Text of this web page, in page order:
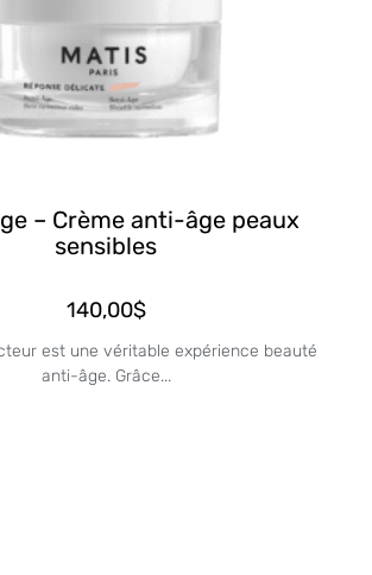
– Crème anti-âge peaux
sensibles
140,00$
est une véritable expérience beauté
anti-âge. Grâce...